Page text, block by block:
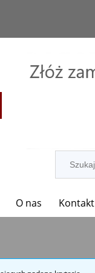
O nas Kontakt